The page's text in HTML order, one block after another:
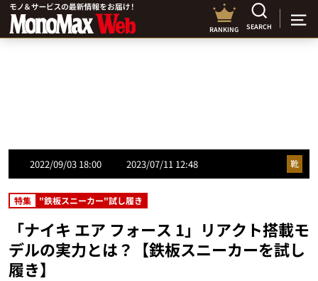
RANKING SEARCH
2022/09/03 18:00 2023/07/11 12:48 靴
特集 "鉄板スニーカー"試し履き
「ナイキ エア フォース 1」リアクト搭載モ
デルの実力とは？【鉄板スニーカーを試し
履き】